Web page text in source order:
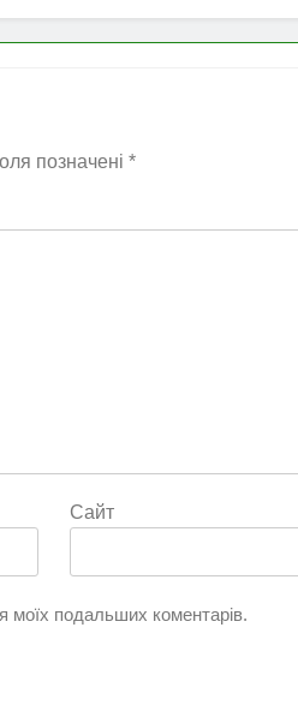
позначені *
Сайт
моїх подальших коментарів.